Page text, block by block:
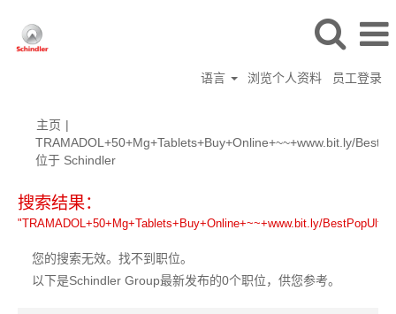
语言 浏览个人资料 员工登录
主页 |
TRAMADOL+50+Mg+Tablets+Buy+Online+~~+www.bit.ly/
位于 Schindler（当
搜索结果：
"TRAMADOL+50+Mg+Tablets+Buy+Online+~~+www.bit.ly/
您的搜索无效。找不到职位。
以下是Schindler Group最新发布的0个职位，供您参考。